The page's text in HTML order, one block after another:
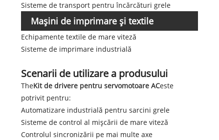
Sisteme de transport pentru încărcături grele
Mașini de imprimare și textile
Echipamente textile de mare viteză
Sisteme de imprimare industrială
Scenarii de utilizare a produsului
TheKit de drivere pentru servomotoare ACeste
potrivit pentru:
Automatizare industrială pentru sarcini grele
Sisteme de control al mișcării de mare viteză
Controlul sincronizării pe mai multe axe